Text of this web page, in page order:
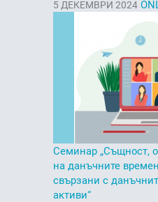
5 ДЕКЕМВРИ 2024
Семинар „Същност,
на данъчните
свързани с
активи“